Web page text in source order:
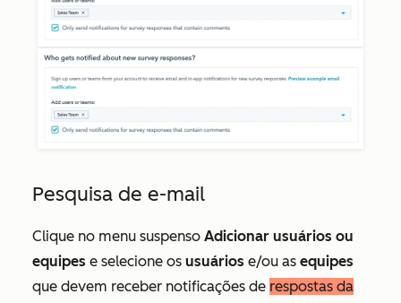
Pesquisa de e-mail
Clique no menu suspenso Adicionar usuários ou
equipes e selecione os usuários e/ou as equipes
que devem receber notificações de respostas da